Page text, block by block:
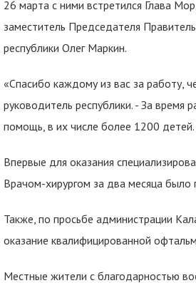
26 марта с ними встретился Глава
заместитель Председателя
республики Олег Маркин.
«Спасибо каждому из вас за работу,
руководитель республики. - За
помощь, в их числе более 1200
Впервые для оказания
Врачом-хирургом за два месяца
Также, по просьбе администрации
оказание квалифицированной
Местные жители с благодарностью